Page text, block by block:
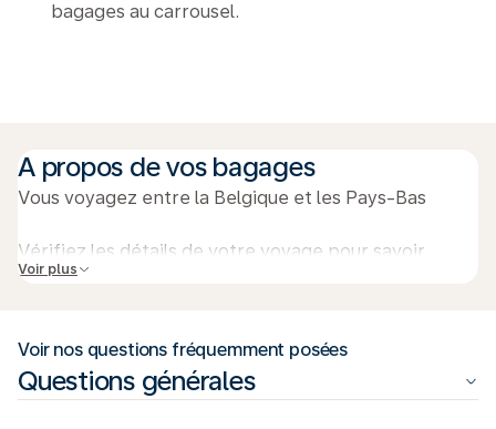
bagages au carrousel.
A propos de vos bagages
Vous voyagez entre la Belgique et les Pays-Bas
Vérifiez les détails de votre voyage pour savoir
combien de valises vous pouvez enregistrer pour
s'applique également si vous avez acheté plus de
bagages que la quantité standard autorisée sur votre
Voir plus
Voir nos questions fréquemment posées
Questions générales